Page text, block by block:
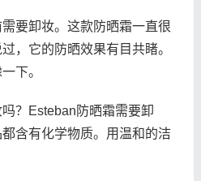
要卸妆。这款防晒霜一直很
，它的防晒效果有目共睹。
下。
？Esteban防晒霜需要卸
含有化学物质。用温和的洁